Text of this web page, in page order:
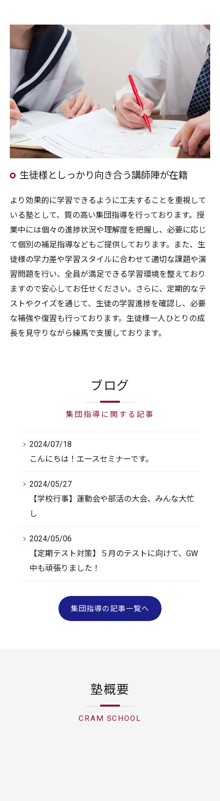
生徒様としっかり向き合う講師陣が在籍
より効果的に学習できるように工夫することを重視して
いる塾として、質の高い集団指導を行っております。授
業中には個々の進捗状況や理解度を把握し、必要に応じ
て個別の補足指導などもご提供しております。また、生
徒様の学力差や学習スタイルに合わせて適切な課題や演
習問題を行い、全員が満足できる学習環境を整えており
ますので安心してお任せください。さらに、定期的なテ
ストやクイズを通じて、生徒の学習進捗を確認し、必要
な補強や復習も行っております。生徒様一人ひとりの成
長を見守りながら練馬で支援しております。
ブログ
集団指導に関する記事
2024/07/18
こんにちは！エースセミナーです。
2024/05/27
【学校行事】運動会や部活の大会、みんな大忙
し
2024/05/06
【定期テスト対策】５月のテストに向けて、GW
中も頑張りました！
集団指導の記事一覧へ
塾概要
CRAM SCHOOL